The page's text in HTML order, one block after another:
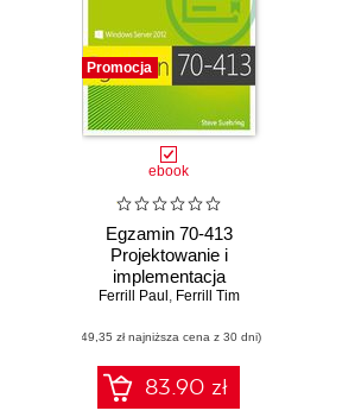
Promocja
ebook
Egzamin 70-413
Projektowanie i
implementacja
infrastruktury
Ferrill Paul , Ferrill Tim
(49,35 zł najniższa cena z 30 dni)
83.90 zł